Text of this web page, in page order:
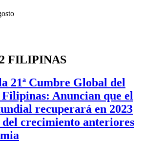
FILIPINAS
21ª Cumbre Global del
Anuncian que el
recuperará en 2023
del crecimiento anteriores